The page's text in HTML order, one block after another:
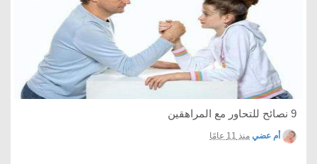
أم عضي منذ 11 عامًا